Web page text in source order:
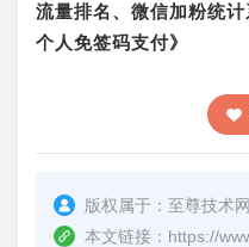
流量排名、微信加粉统计
个人免签码支付》
版权属于： 至尊技术网
本文链接： https://